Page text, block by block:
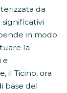
da
in modo
la
e
il Ticino, ora
base del